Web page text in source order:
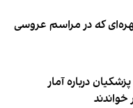
ممنوعه کریستیانو؛ ۱۰ چهره‌ای که در مراسم عروسی
درباره آمار
خواندند